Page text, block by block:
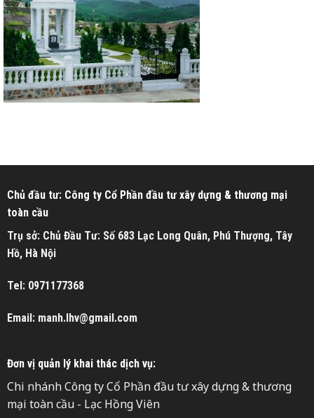
Chủ đầu tư: Công ty Cổ Phần đầu tư xây dựng & thương mại
toàn cầu
Trụ sở: Chủ Đầu Tư: Số 683 Lạc Long Quân, Phú Thượng, Tây
Hồ, Hà Nội
Tel: 0971177368
Email: manh.lhv@gmail.com
Đơn vị quản lý khai thác dịch vụ:
Chi nhánh Công ty Cổ Phần đầu tư xây dựng & thương
mại toàn cầu - Lạc Hồng Viên